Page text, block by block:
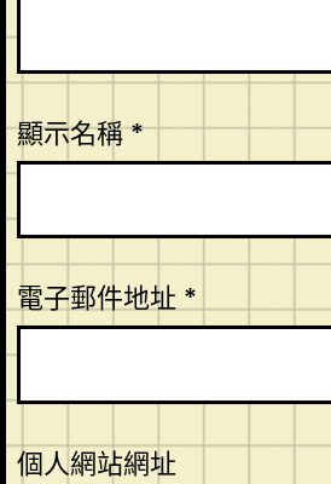
顯示名稱*
電子郵件地址*
個人網站網址